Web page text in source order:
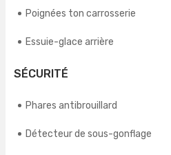
Poignées ton carrosserie
Essuie-glace arrière
SÉCURITÉ
Phares antibrouillard
Détecteur de sous-gonflage